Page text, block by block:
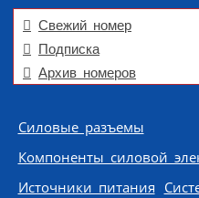
Свежий номер
Подписка
Архив номеров
Skip to content
Силовые разъемы
Компоненты силовой
Источники питания